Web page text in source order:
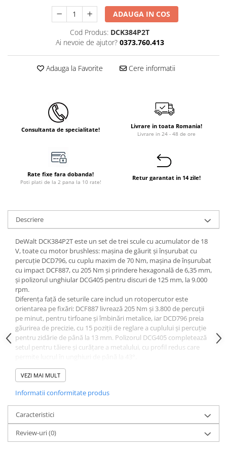
Instant apa calda pe gaz / GPL
Panouri solare si fotovoltaice
Panouri solare cu tuburi vidate
Panouri solare plane
Pachete complete panouri solare
Panouri solare fotovoltaice
Ventilatie si climatizare
Perdele de aer
Ventiloconvectoare si sisteme VRF
incalzire
Dulapuri pentru climatizare
Unitati motocondensante
Sisteme evaporative de climatizare
Ventilatoare pentru baie
Ventilatoare pentru tubulatura
Filtrare si odorizare aer
Recuperatoare de caldura
Accesorii echipamente de
ventilatie si climatizare
Instalatii de apa si canalizare
Alimentare cu apa
Canalizare interioara
Canalizare exterioara
Canalizare pluviala
Distributie apa
ADAUGA IN COS
Cod Produs: DCK384P2T
Ai nevoie de ajutor? 0373.760.413
Adauga la Favorite Cere informatii
Consultanta de specialitate! Livrare in toata Romania!
Livrare in 24 - 48 de ore
Rate fixe fara dobanda!
Poti plati de la 2 pana la 10 rate!
Retur garantat in 14 zile!
Descriere
DeWalt DCK384P2T este un set de trei scule cu acumulator de 18
V, toate cu motor brushless: mașina de găurit și înșurubat cu
percuție DCD796, cu cuplu maxim de 70 Nm, mașina de înșurubat
cu impact DCF887, cu 205 Nm și prindere hexagonală de 6,35 mm,
și polizorul unghiular DCG405 pentru discuri de 125 mm, la 9.000
rpm.
Diferența față de seturile care includ un rotopercutor este
orientarea pe fixări: DCF887 livrează 205 Nm și 3.800 de percuții
pe minut, pentru tirfoane și îmbinări metalice, iar DCD796 preia
găurirea de precizie, cu 15 poziții de reglare a cuplului și percuție
pentru zidărie de până la 13 mm. Polizorul DCG405 completează
setul pentru tăiere și curățare a metalului, cu profil redus care
Specificații tehnice
Tensiune de alimentare: 18 V, acumulatori XR Li-Ion; 2 x 5,0 Ah
incluși
putere 460 W
DCD796 - turație maximă 2.000 rpm, 2 viteze; frecvență
percuții 34.000 bpm
DCD796 - mandrină automată 13 mm; lemn 40 mm, metal 13
VEZI MAI MULT
Informatii conformitate produs
Caracteristici
Review-uri(0)